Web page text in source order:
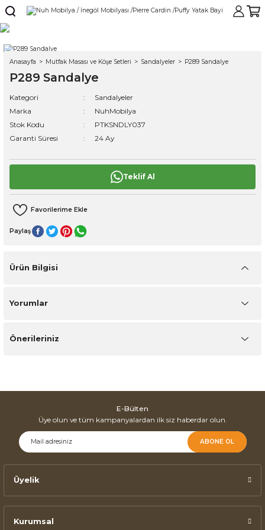
Anasayfa Mutfak Masası ve Köşe Setleri Sandalyeler P289 Sandalye
P289 Sandalye
Kategori
Sandalyeler
Marka
NuhMobilya
Stok Kodu
PTKSNDLY037
Garanti Süresi
24 Ay
Teklif Al
Paylaş
Ürün Bilgisi
Yorumlar
Önerileriniz
E-Bülten
Üye olun ve tüm kampanyalardan ilk siz haberdar olun.
ABONE OL
Üyelik
Kurumsal